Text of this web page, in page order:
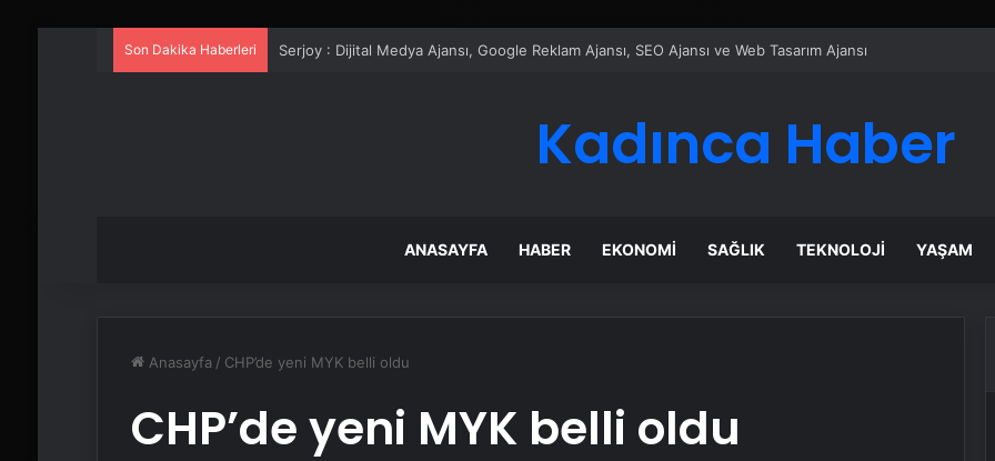
Son Dakika Haberleri UETDS Nedir ? Uetds.com İle Akıllı Dijital Taşımacılık Yazılımı
Kadınca Haber
ANASAYFA HABER EKONOMI SAĞLIK TEKNOLOJI YAŞAM
Anasayfa / CHP’de yeni MYK belli oldu
CHP’de yeni MYK belli oldu